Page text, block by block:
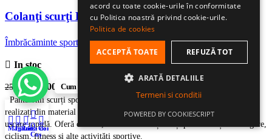
Colanţi scurţi Eleven Laura Euphoria Pink
Îmbrăcăminte sport pentru femei, Pantaloni
In stoc
250,00lei Prețul
inițial
a
fost:
200,00lei
200,00 lei.
Pantalonii scurți sport pentru femei Eleven Laura ECO Euphoria
realizați din material tehnic ECO din poliester reciclat, respirabil și cu
uscare rapidă. Oferă confort, libertate de mișcare și performanță în alergare,
ciclism, fitness și alte activități sportive.
Cum te putem ajuta?
Magazin
FiltreLista de dorințe
0
Coș
Contul meu
acord cu toate cookie-urile în conformitate
cu Politica noastră privind cookie-urile.
Politica de cookies
ACCEPTĂ TOATE REFUZĂ TOT
ARATĂ DETALIILE
Termeni si conditii
POWERED BY COOKIESCRIPT